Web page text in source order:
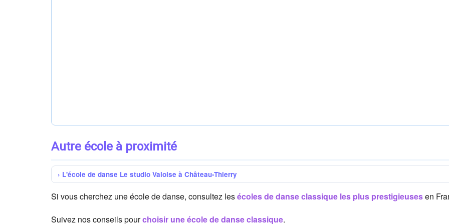
Autre école à proximité
L'école de danse Le studio Valoise à Château-Thierry
Si vous cherchez une école de danse, consultez lesécoles de danse classique les plus prestigieusesen
Suivez nos conseils pourchoisir une école de danse classique.